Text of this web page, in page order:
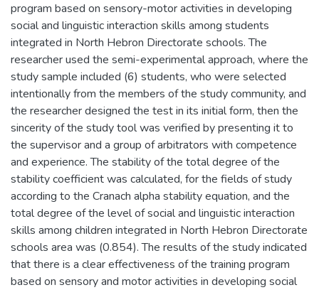
program based on sensory-motor activities in developing
social and linguistic interaction skills among students
integrated in North Hebron Directorate schools. The
researcher used the semi-experimental approach, where the
study sample included (6) students, who were selected
intentionally from the members of the study community, and
the researcher designed the test in its initial form, then the
sincerity of the study tool was verified by presenting it to
the supervisor and a group of arbitrators with competence
and experience. The stability of the total degree of the
stability coefficient was calculated, for the fields of study
according to the Cranach alpha stability equation, and the
total degree of the level of social and linguistic interaction
skills among children integrated in North Hebron Directorate
schools area was (0.854). The results of the study indicated
that there is a clear effectiveness of the training program
based on sensory and motor activities in developing social